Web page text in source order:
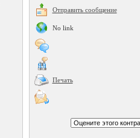
Отправить сообщение
No link
Печать